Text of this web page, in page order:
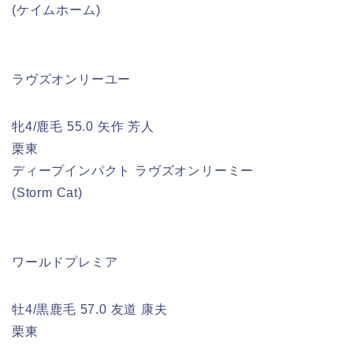
(ケイムホーム)
ラヴズオンリーユー
牝4/鹿毛 55.0 矢作 芳人
栗東
ディープインパクト ラヴズオンリーミー
(Storm Cat)
ワールドプレミア
牡4/黒鹿毛 57.0 友道 康夫
栗東